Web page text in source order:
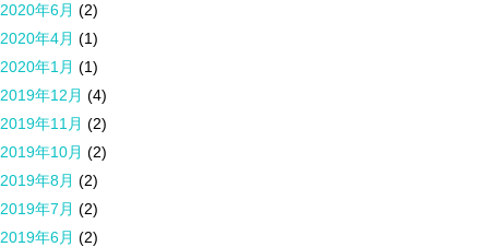
2020年6月 (2)
2020年4月 (1)
2020年1月 (1)
2019年12月 (4)
2019年11月 (2)
2019年10月 (2)
2019年8月 (2)
2019年7月 (2)
2019年6月 (2)